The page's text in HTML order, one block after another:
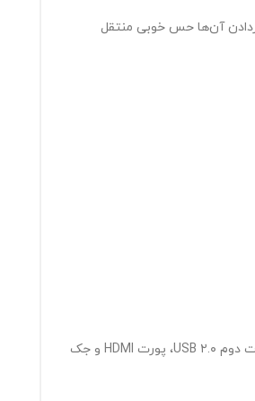
آن‌ها حس خوبی منتقل
سمت چپ دستگاه می‌توان ورودی شارژر، خروجی هوای گرم سیستم خنک‌کننده، پورت شبکه LAN که متاسفانه سرعتش ۱۰/۱۰۰ مگابیت بر ثانیه است، تک پورت USB ۳.۰، پورت دوم USB ۲.۰، پورت HDMI و جک